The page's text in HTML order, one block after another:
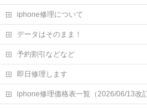
iphone修理について
データはそのまま！
予約割引などなど
即日修理します
iphone修理価格表一覧（2026/06/13改訂